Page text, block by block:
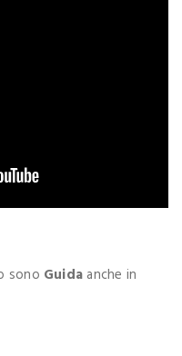
sono Guida anche in